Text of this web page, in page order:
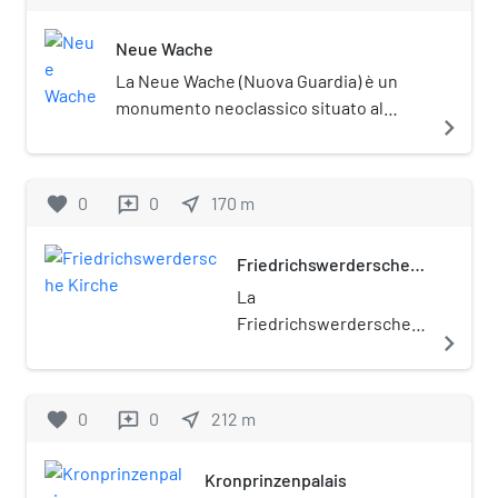
sotto tutela monumentale
(Denkmalschutz).
Neue Wache
La Neue Wache (Nuova Guardia) è un
monumento neoclassico situato al
navigate_next
favorite 0 reviews 0 near_me 170 m
Friedrichswerdersche
La
Friedrichswerdersche
Friedrichswerder") è
di Berlino, nel quartiere
tutela monumentale
navigate_next
favorite 0 reviews 0 near_me 212 m
Kronprinzenpalais